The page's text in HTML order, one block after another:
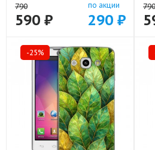
790
590 ₽
по акции
290 ₽
790
-25%